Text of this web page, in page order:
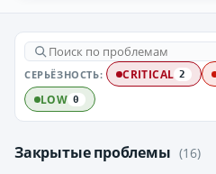
СЕРЬЁЗНОСТЬ: CRITICAL 2
LOW 0
Закрытые проблемы (16)